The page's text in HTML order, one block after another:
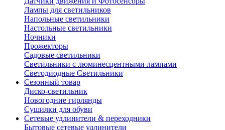
Лампы для светильников
Напольные светильники
Настольные светильники
Ночники
Прожекторы
Садовые светильники
Светильники с люминесцентными лампами
Светодиодные Светильники
Сезонный товар
Диско-светильник
Новогодние гирлянды
Сушилки для обуви
Сетевые удлинители & переходники
Бытовые сетевые удлинители